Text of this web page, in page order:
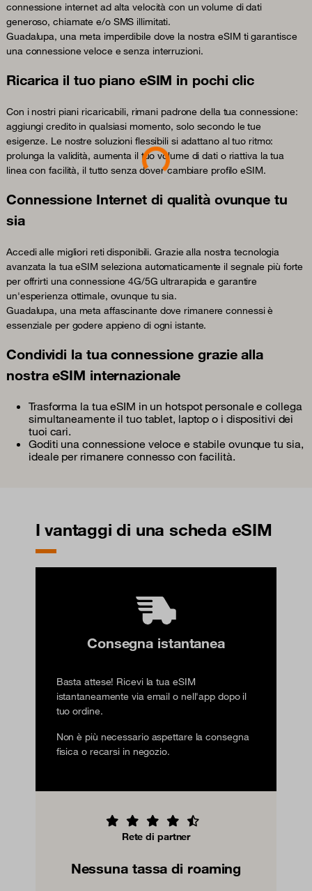
connessione internet ad alta velocità con un volume di dati
generoso, chiamate e/o SMS illimitati.
Guadalupa, una meta imperdibile dove la nostra eSIM ti garantisce
una connessione veloce e senza interruzioni.
Ricarica il tuo piano eSIM in pochi clic
Con i nostri piani ricaricabili, rimani padrone della tua connessione:
aggiungi credito in qualsiasi momento, solo secondo le tue
esigenze. Le nostre soluzioni flessibili si adattano al tuo ritmo:
prolunga la validità, aumenta il tuo volume di dati o riattiva la tua
linea con facilità, il tutto senza dover cambiare profilo eSIM.
Connessione Internet di qualità ovunque tu
sia
Accedi alle migliori reti disponibili. Grazie alla nostra tecnologia
avanzata la tua eSIM seleziona automaticamente il segnale più forte
per offrirti una connessione 4G/5G ultrarapida e garantire
un'esperienza ottimale, ovunque tu sia.
Guadalupa, una meta affascinante dove rimanere connessi è
essenziale per godere appieno di ogni istante.
Condividi la tua connessione grazie alla
nostra eSIM internazionale
Trasforma la tua eSIM in un hotspot personale e collega
simultaneamente il tuo tablet, laptop o i dispositivi dei
tuoi cari.
Goditi una connessione veloce e stabile ovunque tu sia,
ideale per rimanere connesso con facilità.
I vantaggi di una scheda eSIM
Consegna istantanea
Basta attese! Ricevi la tua eSIM
istantaneamente via email o nell'app dopo il
tuo ordine.
Non è più necessario aspettare la consegna
fisica o recarsi in negozio.
Rete di partner
Nessuna tassa di roaming
Loading...